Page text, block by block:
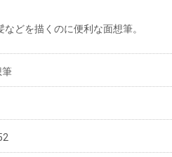
どを描くのに便利な面想筆。
筆